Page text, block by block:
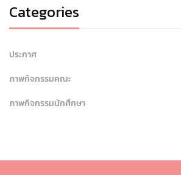
Categories
ประกาศ
ภาพกิจกรรมคณะ
ภาพกิจกรรมนักศึกษา